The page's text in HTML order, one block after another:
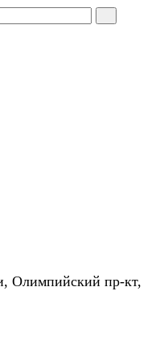
Олимпийский пр-кт,